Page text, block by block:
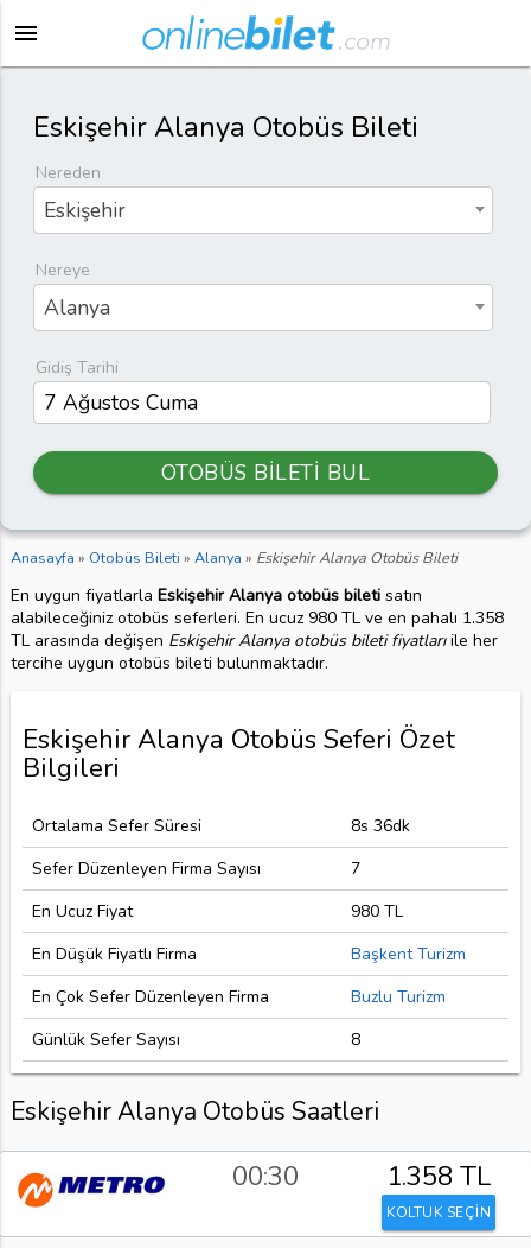
menu
Eskişehir Alanya Otobüs Bileti
Nereden
Eskişehir
Nereye
Alanya
Gidiş Tarihi
OTOBÜS BİLETİ BUL
Anasayfa » Otobüs Bileti » Alanya » Eskişehir Alanya Otobüs Bileti
En uygun fiyatlarla Eskişehir Alanya otobüs biletisatın
alabileceğiniz otobüs seferleri. En ucuz 980 TL ve en pahalı 1.358
TL arasında değişen Eskişehir Alanya otobüs bileti fiyatlarıile her
tercihe uygun otobüs bileti bulunmaktadır.
Eskişehir Alanya Otobüs Seferi Özet
Bilgileri
Ortalama Sefer Süresi
8s 36dk
Sefer Düzenleyen Firma Sayısı
7
En Ucuz Fiyat
980 TL
En Düşük Fiyatlı Firma
Başkent Turizm
En Çok Sefer Düzenleyen Firma
Buzlu Turizm
Günlük Sefer Sayısı
8
Eskişehir Alanya Otobüs Saatleri
00:30 1.358 TL
KOLTUK SEÇİN